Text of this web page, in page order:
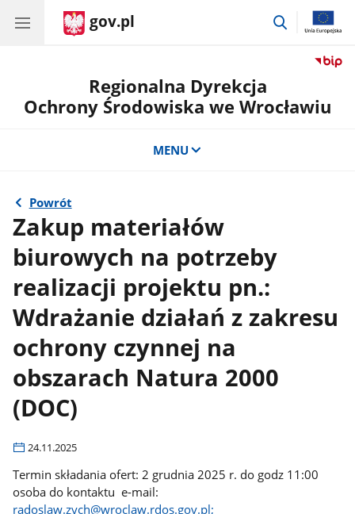
gov.pl
przejdź
Regionalna Dyrekcja
Ochrony Środowiska we Wrocławiu
MENU
Powrót
Zakup materiałów
biurowych na potrzeby
realizacji projektu pn.:
Wdrażanie działań z zakresu
ochrony czynnej na
obszarach Natura 2000
(DOC)
24.11.2025
Termin składania ofert: 2 grudnia 2025 r. do godz 11:00
osoba do kontaktu e-mail:
radoslaw.zych@wroclaw.rdos.gov.pl;